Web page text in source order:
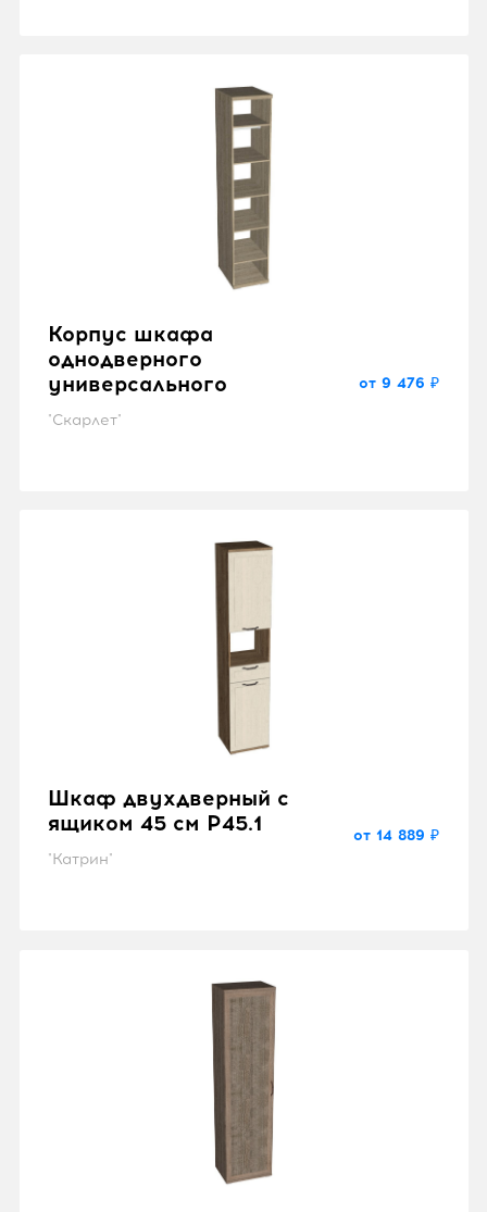
Корпус шкафа
однодверного
универсального
"Скарлет"
от 9 476 ₽
Шкаф двухдверный с
ящиком 45 см P45.1
"Катрин"
от 14 889 ₽